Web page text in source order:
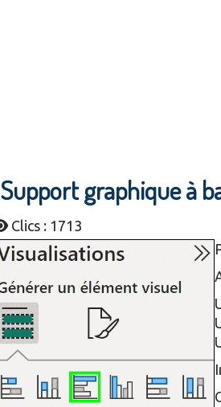
Support graphique à
Clics : 1713